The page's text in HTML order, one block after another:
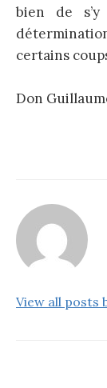
bien de
certains
Don
View all posts